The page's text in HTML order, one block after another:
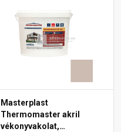
Masterplast
Thermomaster akril
vékonyvakolat,